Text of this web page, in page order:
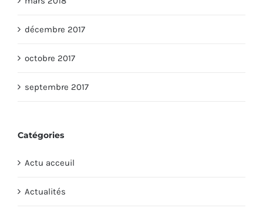
décembre 2017
octobre 2017
septembre 2017
Catégories
Actu acceuil
Actualités